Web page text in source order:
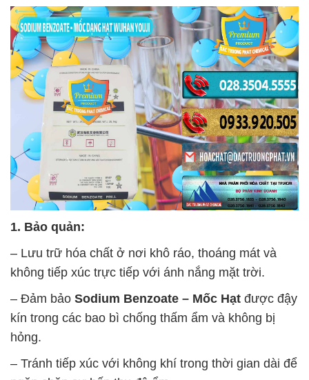
1. Bảo quản:
– Lưu trữ hóa chất ở nơi khô ráo, thoáng mát và
không tiếp xúc trực tiếp với ánh nắng mặt trời.
– Đảm bảo Sodium Benzoate – Mốc Hạt được đậy
kín trong các bao bì chống thấm ẩm và không bị
hỏng.
– Tránh tiếp xúc với không khí trong thời gian dài để